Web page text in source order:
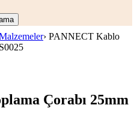
› PANNECT Kablo
Çorabı 25mm